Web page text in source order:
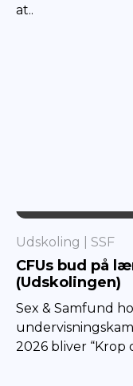
at..
Udskoling SSF
CFUs bud på
(Udskolingen)
SSF
Sex & Samfund
2026 bliver “Krop